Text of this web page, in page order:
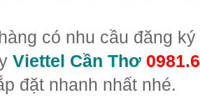
có nhu cầu đăng
Viettel Cần Thơ
đặt nhanh nhất nhé.